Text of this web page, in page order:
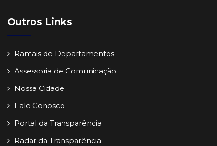
Outros Links
Ramais de Departamentos
Assessoria de Comunicação
Nossa Cidade
Fale Conosco
Portal da Transparência
Radar da Transparência